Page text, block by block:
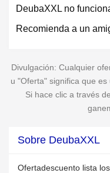
DeubaXXL no
Recomienda a un
Divulgación: Cualquier
u "Oferta" significa que
Si hace clic a través
Sobre DeubaXXL
Ofertadescuento lista